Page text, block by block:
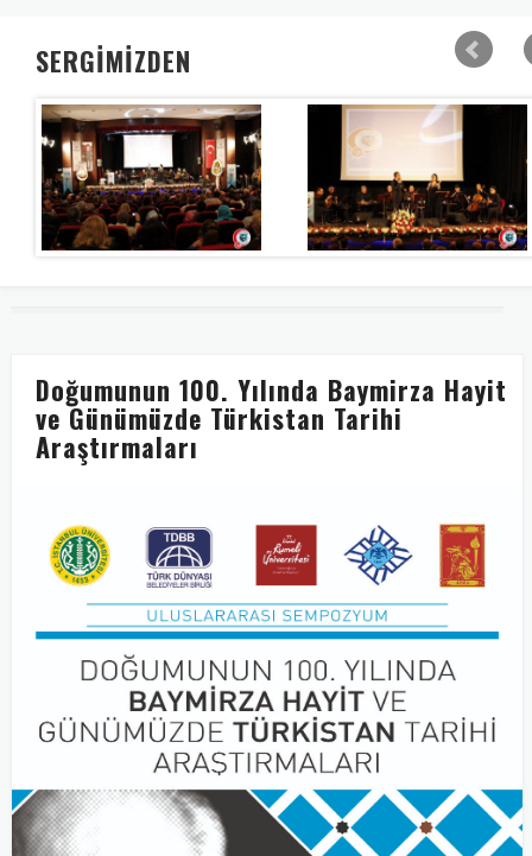
SERGİMİZDEN
Doğumunun 100. Yılında Baymirza Hayit
ve Günümüzde Türkistan Tarihi
Araştırmaları